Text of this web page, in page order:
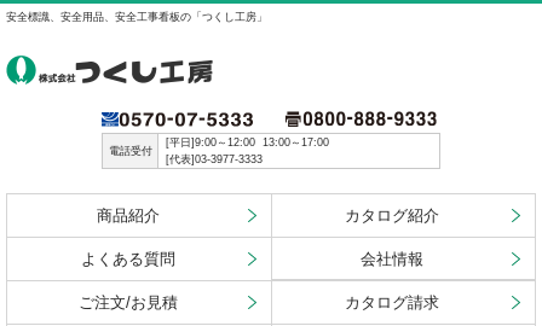
安全標識、安全用品、安全工事看板の「つくし工房」
電話受付
[平日]9:00～12:00 13:00～17:00
[代表]03-3977-3333
商品紹介 カタログ紹介
よくある質問 会社情報
ご注文/お見積 カタログ請求